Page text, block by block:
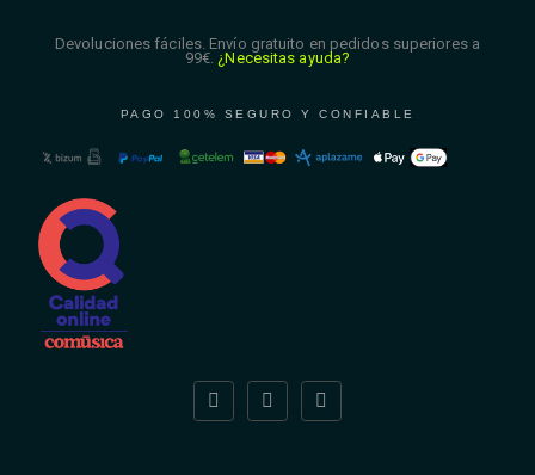
Devoluciones fáciles. Envío gratuito en pedidos superiores a
99€. ¿Necesitas ayuda?
PAGO 100% SEGURO Y CONFIABLE